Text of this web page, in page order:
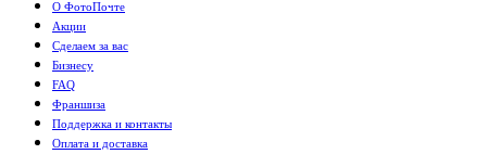
О ФотоПочте
Акции
Сделаем за вас
Бизнесу
FAQ
Франшиза
Поддержка и контакты
Оплата и доставка